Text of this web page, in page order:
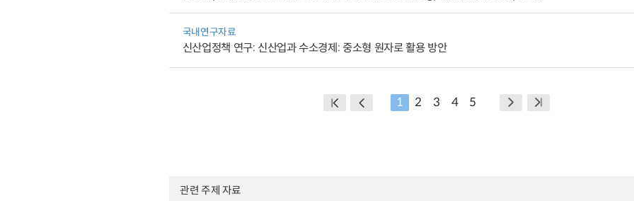
국내연구자료
신산업정책 연구: 신산업과 수소경제: 중소형 원자로 활용 방안
1 2 3 4 5
관련 주제 자료